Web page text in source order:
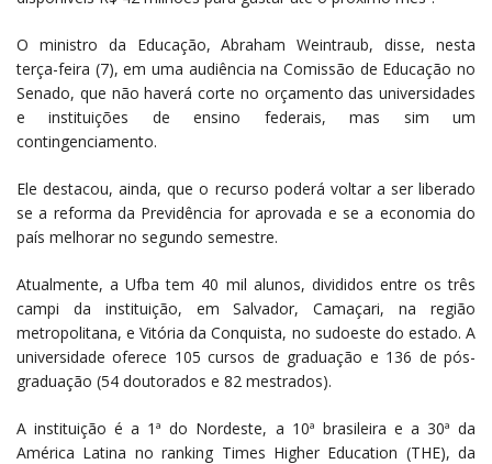
O ministro da Educação, Abraham Weintraub, disse, nesta
terça-feira (7), em uma audiência na Comissão de Educação no
Senado, que não haverá corte no orçamento das universidades
e instituições de ensino federais, mas sim um
contingenciamento.
Ele destacou, ainda, que o recurso poderá voltar a ser liberado
se a reforma da Previdência for aprovada e se a economia do
país melhorar no segundo semestre.
Atualmente, a Ufba tem 40 mil alunos, divididos entre os três
campi da instituição, em Salvador, Camaçari, na região
metropolitana, e Vitória da Conquista, no sudoeste do estado. A
universidade oferece 105 cursos de graduação e 136 de pós-
graduação (54 doutorados e 82 mestrados).
A instituição é a 1ª do Nordeste, a 10ª brasileira e a 30ª da
América Latina no ranking Times Higher Education (THE), da